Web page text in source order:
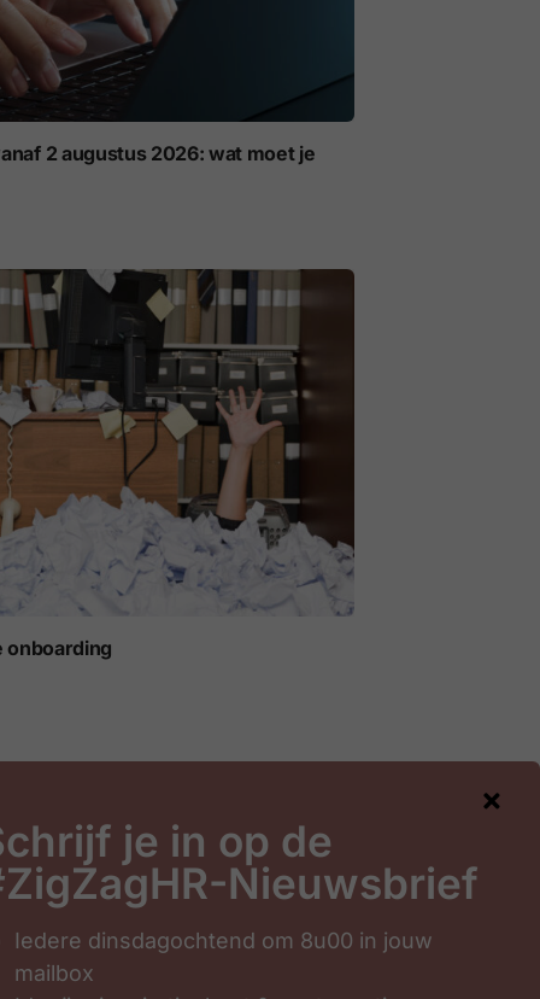
2 augustus 2026: wat moet je
onboarding
Nieuwsbrief
je in op de
Nieuwsbrief
Iedere dinsdagochtend om 8u00 in jouw
mailbox